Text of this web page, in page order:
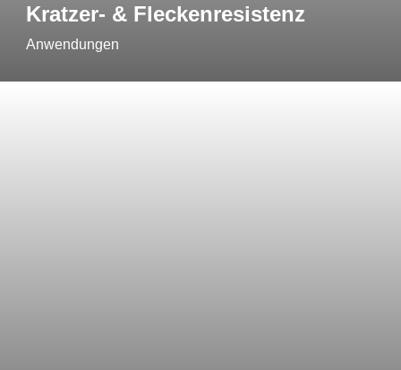
Kratzer- & Fleckenresistenz
Anwendungen